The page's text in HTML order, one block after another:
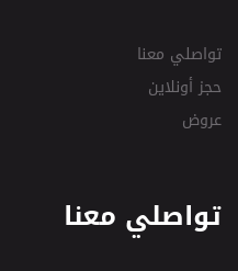
تواصلي معنا
حجز أونلاين
عروض
تواصلي معنا